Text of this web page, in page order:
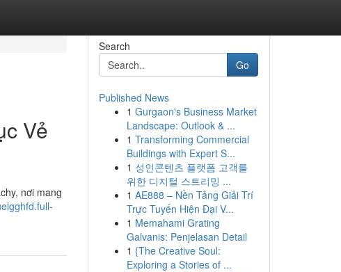
Vẻ
nơi mang
Search
Go
Published News
1 Gurgaon's Business Market
Landscape: Outlook & ...
1 Transforming Commercial
Buildings with Expert S...
1 성인콘텐츠 플랫폼 고객를
위한 디지털 스트리밍 ...
1 AE888 – Nền Tảng Giải Trí
Trực Tuyến Hiện Đại V...
1 Memahami Grating
Galvanis: Penjelasan Detail
1 {The Creative Soul:
Exploring a Stories of ...